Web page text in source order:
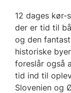
12 dages kør-
der er tid til
og den
historiske
foreslår også
tid ind til
Slovenien og